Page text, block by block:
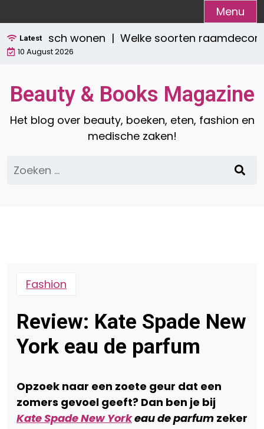
naar
de
inhoud
Menu
Latest wonen |Welke soorten raamdecoratie
10 August 2026
Beauty & Books Magazine
Het blog over beauty, boeken, eten, fashion en
medische zaken!
Zoeken
naar:
Fashion
Review: Kate Spade New
York eau de parfum
Opzoek naar een zoete geur dat een
zomers gevoel geeft? Dan ben je bij
Kate Spade New Yorkeau de parfum zeker